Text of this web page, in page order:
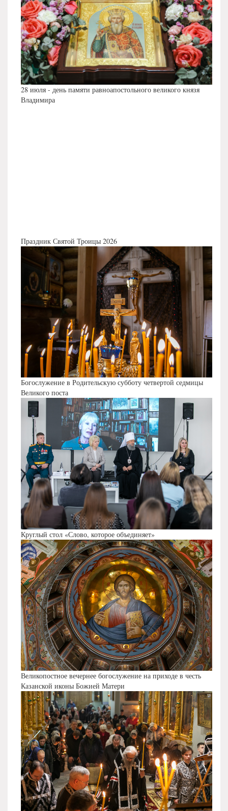
28 июля - день памяти равноапостольного великого князя
Владимира
Праздник Святой Троицы 2026
Богослужение в Родительскую субботу четвертой седмицы
Великого поста
Круглый стол «Слово, которое объединяет»
Великопостное вечернее богослужение на приходе в честь
Казанской иконы Божией Матери